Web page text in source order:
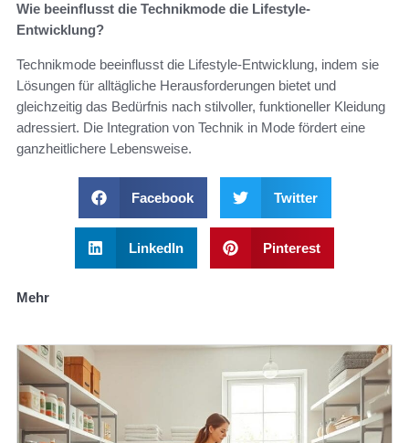
Wie beeinflusst die Technikmode die Lifestyle-
Entwicklung?
Technikmode beeinflusst die Lifestyle-Entwicklung, indem sie
Lösungen für alltägliche Herausforderungen bietet und
gleichzeitig das Bedürfnis nach stilvoller, funktioneller Kleidung
adressiert. Die Integration von Technik in Mode fördert eine
ganzheitlichere Lebensweise.
Facebook Twitter
LinkedIn Pinterest
Mehr